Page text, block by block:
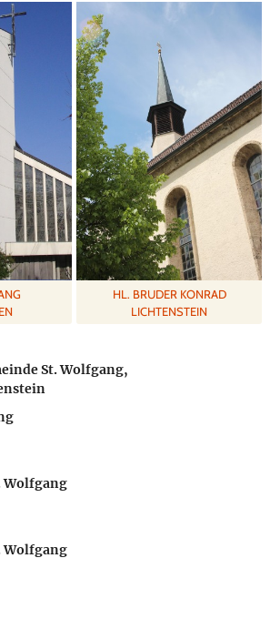
HL. BRUDER KONRAD
LICHTENSTEIN
St. Wolfgang,
Wolfgang
Wolfgang